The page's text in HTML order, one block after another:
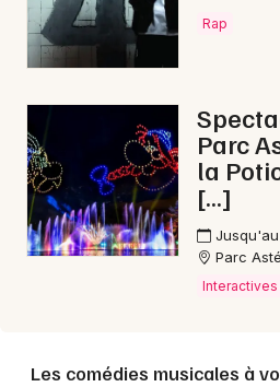
24 - Dordogne
Choisir mes départements
Mon email
Je
Rap
Parc
la
[…]
Parc
Les comédies musicales à